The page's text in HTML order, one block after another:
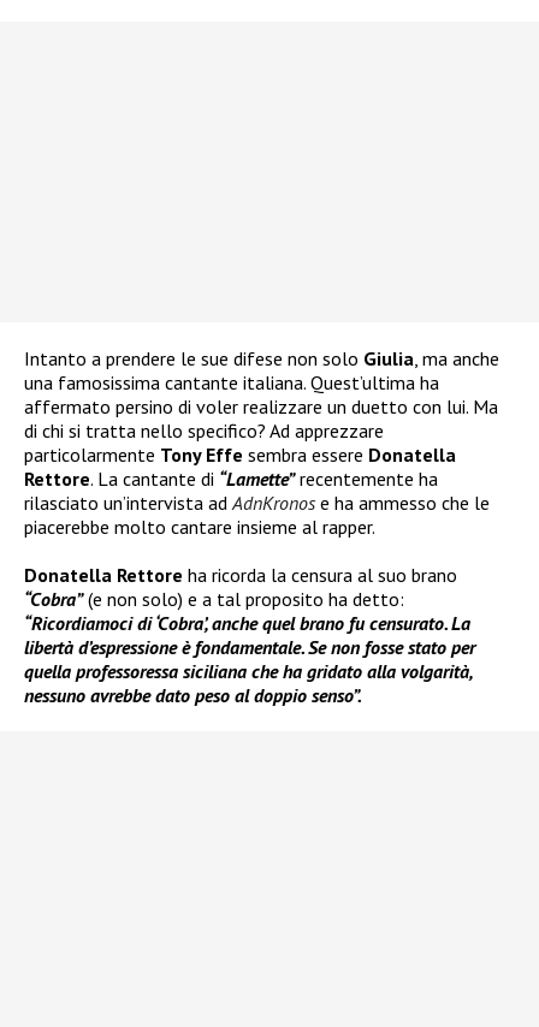
Intanto a prendere le sue difese non solo Giulia, ma anche
una famosissima cantante italiana. Quest’ultima ha
affermato persino di voler realizzare un duetto con lui. Ma
di chi si tratta nello specifico? Ad apprezzare
particolarmente Tony Effe sembra essere Donatella
Rettore. La cantante di “Lamette”recentemente ha
rilasciato un’intervista adAdnKronos e ha ammesso che le
piacerebbe molto cantare insieme al rapper.
Donatella Rettore ha ricorda la censura al suo brano
“Cobra”(e non solo) e a tal proposito ha detto:
“Ricordiamoci di ‘Cobra’, anche quel brano fu censurato. La
libertà d’espressione è fondamentale. Se non fosse stato per
quella professoressa siciliana che ha gridato alla volgarità,
nessuno avrebbe dato peso al doppio senso”.